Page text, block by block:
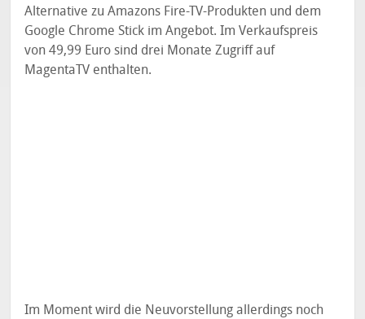
Alternative zu Amazons Fire-TV-Produkten und dem
Google Chrome Stick im Angebot. Im Verkaufspreis
von 49,99 Euro sind drei Monate Zugriff auf
MagentaTV enthalten.
Im Moment wird die Neuvorstellung allerdings noch